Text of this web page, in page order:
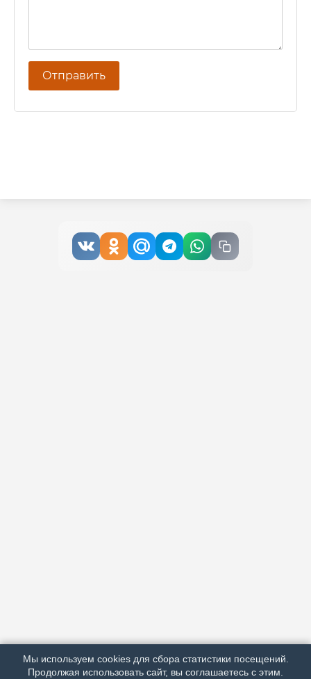
РЕКЛАМА У НАС
МЫ В СОЦСЕТЯХ
Отправить
Мы используем cookies для сбора статистики посещений.
Продолжая использовать сайт, вы соглашаетесь с этим.